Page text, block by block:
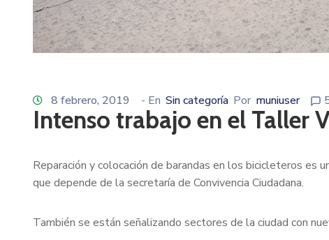
8 febrero, 2019 - En Sin categoría Por muniuser
Intenso trabajo en el Taller
Reparación y colocación de barandas en los bicicleteros
que depende de la secretaría de Convivencia Ciudadana.
También se están señalizando sectores de la ciudad con